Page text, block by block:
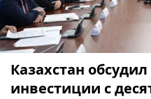
Казахстан
инвестиции с